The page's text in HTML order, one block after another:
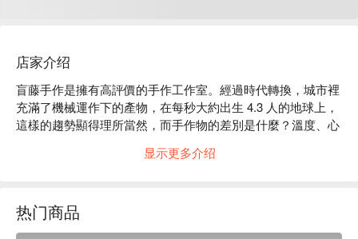
店家介绍
盲藤手作是擁有高評價的手作工作室。經過時代轉換，城市裡
充滿了機械運作下的產物，在每秒大約出生 4.3 人的地球上，
這樣的趨勢顯得理所當然，而手作物的差別是什麼？溫度、心
憶中媽媽的掌心，對盲藤手作來說作品是為了親近人及能照顧
愛，這是我想像中的配戴畫面。
盲藤手作體驗內容：手織圍脖、毛帽
显示更多介绍
热门商品